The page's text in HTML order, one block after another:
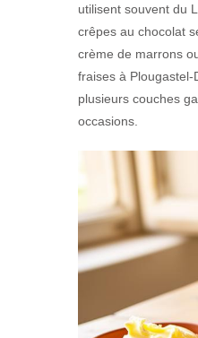
utilisent souvent du
crêpes au chocolat
crème de marrons
fraises à
plusieurs couches
occasions.